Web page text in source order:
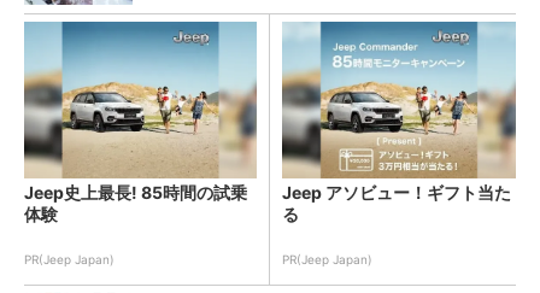
Jeep史上最長! 85時間の試乗
体験
PR(Jeep Japan)
Jeep アソビュー！ギフト当た
る
PR(Jeep Japan)